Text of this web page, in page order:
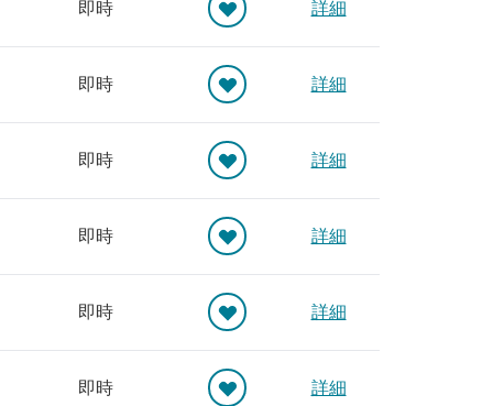
即時 詳細
即時 詳細
即時 詳細
即時 詳細
即時 詳細
即時 詳細